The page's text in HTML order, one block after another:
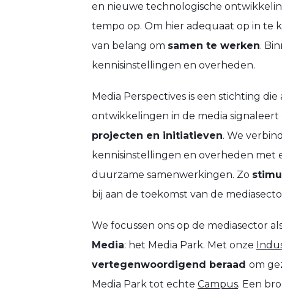
en nieuwe technologische
tempo op. Om hier adequaat op in te
van belang om samen te werken.
kennisinstellingen en overheden.
Media Perspectives is een stichting die
ontwikkelingen in de media
projecten en initiatieven. We
kennisinstellingen en overheden met
duurzame samenwerkingen. Zo
bij aan de toekomst van de
We focussen ons op de mediasector
Media: het Media Park. Met onze
vertegenwoordigend beraad om
Media Park tot echte Campus. Een